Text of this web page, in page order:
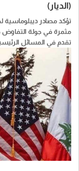
(الديار)
تؤكد مصادر ديبلوماسية
مثمرة في جولة التفاوض
تقدم في المسائل
تسريبات اسرائيلية عن
للضغط الجدي على رئيس
جلّ ما تريده الولايات
المنشود في هذه